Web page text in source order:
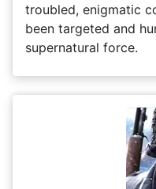
troubled, enigmatic
been targeted and
supernatural force.